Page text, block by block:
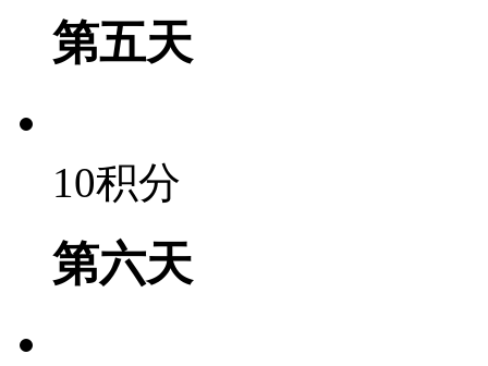
第五天
10积分
第六天